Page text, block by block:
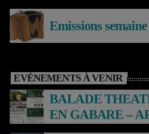
Emissions
EVÈNEMENTS À VENIR
BALADE
EN GABARE –